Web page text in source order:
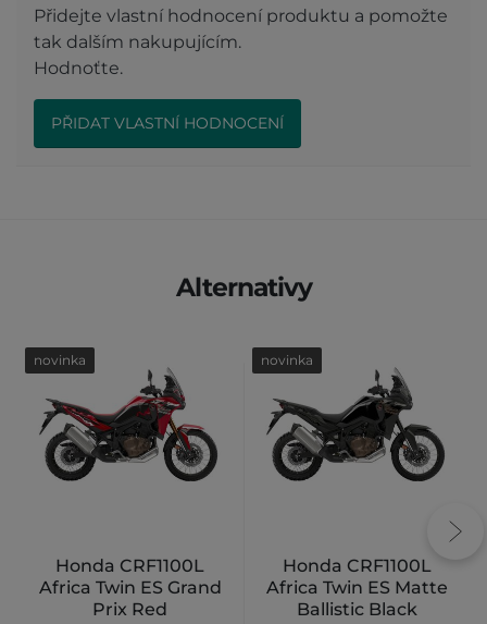
Přidejte vlastní hodnocení produktu a pomožte
tak dalším nakupujícím.
Hodnoťte.
PŘIDAT VLASTNÍ HODNOCENÍ
Alternativy
Honda CRF1100L
Africa Twin ES Grand
Prix Red
novinka
Honda CRF1100L
Africa Twin ES Matte
Ballistic Black
novinka